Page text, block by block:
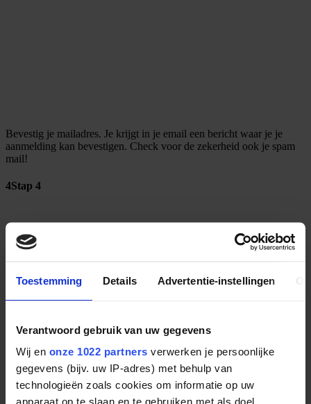
Toestemming Details Advertentie-instellingen
Verantwoord gebruik van uw gegevens
Wij en onze 1022 partners verwerken je persoonlijke
gegevens (bijv. uw IP-adres) met behulp van
technologieën zoals cookies om informatie op uw
apparaat op te slaan en te gebruiken met als doel
Bevestig je mailadres. Je krijgt in je email een bericht waar je je
aanmelding kan bevestigen. Check voor de zekerheid ook je spam
mail!
4Stap 4